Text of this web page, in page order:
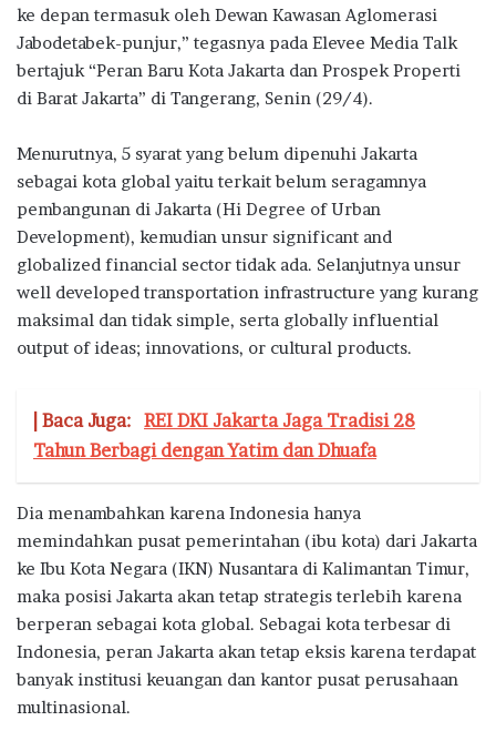
ke depan termasuk oleh Dewan Kawasan Aglomerasi
Jabodetabek-punjur,” tegasnya pada Elevee Media Talk
bertajuk “Peran Baru Kota Jakarta dan Prospek Properti
di Barat Jakarta” di Tangerang, Senin (29/4).
Menurutnya, 5 syarat yang belum dipenuhi Jakarta
sebagai kota global yaitu terkait belum seragamnya
pembangunan di Jakarta (Hi Degree of Urban
Development), kemudian unsur significant and
globalized financial sector tidak ada. Selanjutnya unsur
well developed transportation infrastructure yang kurang
maksimal dan tidak simple, serta globally influential
output of ideas; innovations, or cultural products.
| Baca Juga: REI DKI Jakarta Jaga Tradisi 28
Tahun Berbagi dengan Yatim dan Dhuafa
Dia menambahkan karena Indonesia hanya
memindahkan pusat pemerintahan (ibu kota) dari Jakarta
ke Ibu Kota Negara (IKN) Nusantara di Kalimantan Timur,
maka posisi Jakarta akan tetap strategis terlebih karena
berperan sebagai kota global. Sebagai kota terbesar di
Indonesia, peran Jakarta akan tetap eksis karena terdapat
banyak institusi keuangan dan kantor pusat perusahaan
multinasional.